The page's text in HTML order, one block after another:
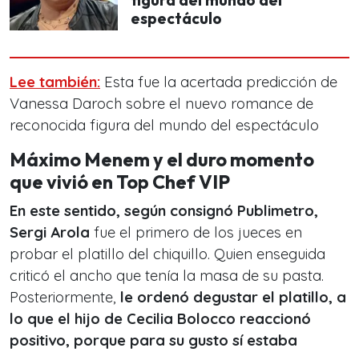
espectáculo
Lee también: Esta fue la acertada predicción de
Vanessa Daroch sobre el nuevo romance de
reconocida figura del mundo del espectáculo
Máximo Menem y el duro momento
que vivió en Top Chef VIP
En este sentido, según consignó Publimetro,
Sergi Arola fue el primero de los jueces en
probar el platillo del chiquillo. Quien enseguida
criticó el ancho que tenía la masa de su pasta.
Posteriormente, le ordenó degustar el platillo, a
lo que el hijo de Cecilia Bolocco reaccionó
positivo, porque para su gusto sí estaba